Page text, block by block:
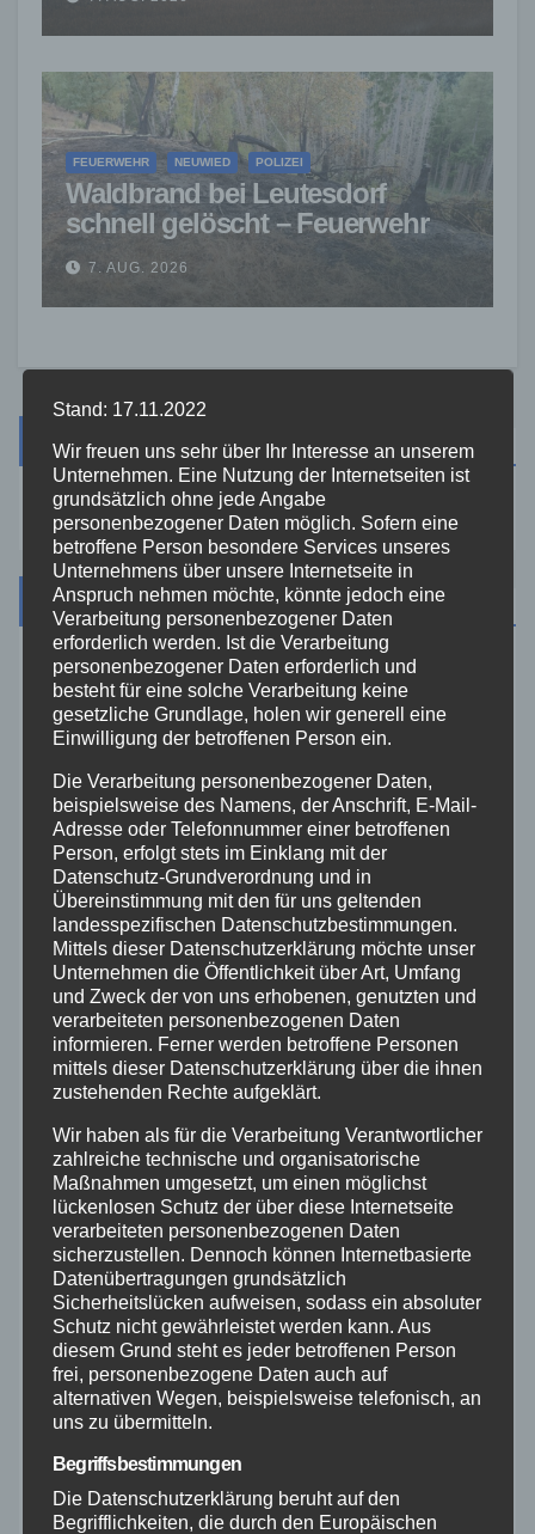
FEUERWEHR NEUWIED POLIZEI
Waldbrand bei Leutesdorf
schnell gelöscht – Feuerwehr
warnt vor erhöhter Brandgefahr
7. AUG. 2026
Suche
Kategorien
Aktuelles
Allgemein
Altenkirchen
Bundespolizei
Feuerwehr
Hilfsorganisationen
Mayen-Koblenz
Polizei
Rettungsdienst
Rhein-Lahn
THW
Veranstaltungen
Video
Stand: 17.11.2022
Wir freuen uns sehr über Ihr Interesse an unserem
Unternehmen. Eine Nutzung der Internetseiten ist
grundsätzlich ohne jede Angabe
personenbezogener Daten möglich. Sofern eine
betroffene Person besondere Services unseres
Unternehmens über unsere Internetseite in
Anspruch nehmen möchte, könnte jedoch eine
Verarbeitung personenbezogener Daten
erforderlich werden. Ist die Verarbeitung
personenbezogener Daten erforderlich und
besteht für eine solche Verarbeitung keine
gesetzliche Grundlage, holen wir generell eine
Einwilligung der betroffenen Person ein.
Die Verarbeitung personenbezogener Daten,
beispielsweise des Namens, der Anschrift, E-Mail-
Adresse oder Telefonnummer einer betroffenen
Person, erfolgt stets im Einklang mit der
Datenschutz-Grundverordnung und in
Übereinstimmung mit den für uns geltenden
landesspezifischen Datenschutzbestimmungen.
Mittels dieser Datenschutzerklärung möchte unser
Unternehmen die Öffentlichkeit über Art, Umfang
und Zweck der von uns erhobenen, genutzten und
verarbeiteten personenbezogenen Daten
informieren. Ferner werden betroffene Personen
mittels dieser Datenschutzerklärung über die ihnen
zustehenden Rechte aufgeklärt.
Wir haben als für die Verarbeitung Verantwortlicher
zahlreiche technische und organisatorische
Maßnahmen umgesetzt, um einen möglichst
lückenlosen Schutz der über diese Internetseite
verarbeiteten personenbezogenen Daten
sicherzustellen. Dennoch können Internetbasierte
Datenübertragungen grundsätzlich
Sicherheitslücken aufweisen, sodass ein absoluter
Schutz nicht gewährleistet werden kann. Aus
diesem Grund steht es jeder betroffenen Person
frei, personenbezogene Daten auch auf
alternativen Wegen, beispielsweise telefonisch, an
uns zu übermitteln.
Begriffsbestimmungen
Die Datenschutzerklärung beruht auf den
Begrifflichkeiten, die durch den Europäischen